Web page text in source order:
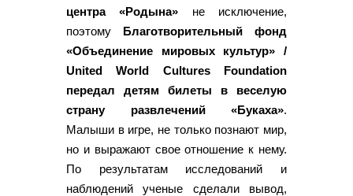
центра «Родына» не исключение,
поэтому Благотворительный фонд
«Объединение мировых культур» /
United World Cultures Foundation
передал детям билеты в веселую
страну развлечений «Букаха».
Малыши в игре, не только познают мир,
но и выражают свое отношение к нему.
По результатам исследований и
наблюдений ученые сделали вывод,